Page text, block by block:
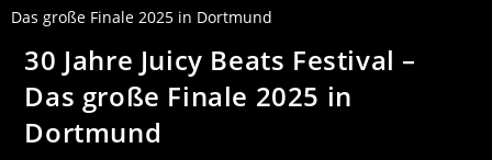
30 Jahre Juicy Beats Festival –
Das große Finale 2025 in
Dortmund